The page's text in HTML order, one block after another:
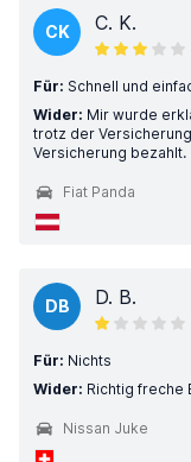
CK C. K.
Für: Schnell und
Wider: Mir wurde
trotz der
Versicherung bezahlt.
Fiat Panda
DB D. B.
Für: Nichts
Wider: Richtig freche
Nissan Juke